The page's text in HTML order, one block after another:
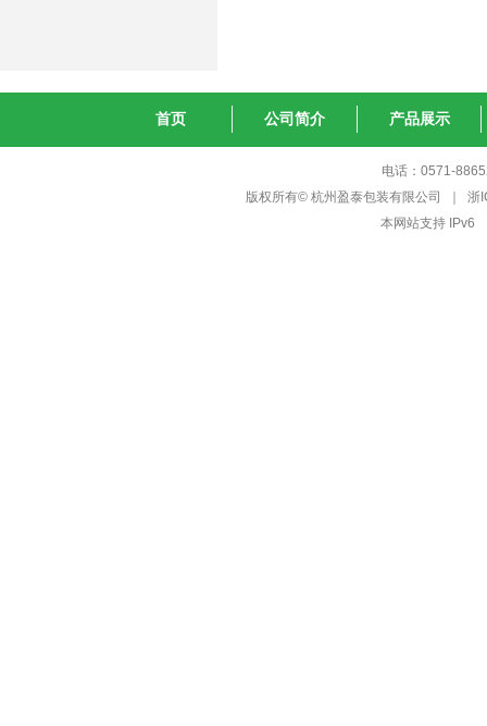
首页 公司简介 产品展示
电话：0571-
版权所有© 杭州盈泰包装有限公司 ｜浙
本网站支持 IPv6